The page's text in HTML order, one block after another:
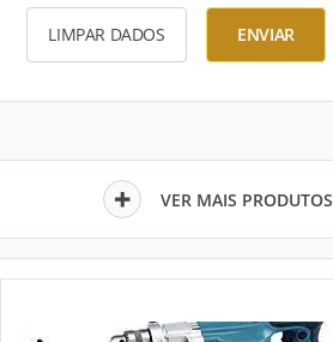
LIMPAR DADOS ENVIAR
VER MAIS PRODUTOS